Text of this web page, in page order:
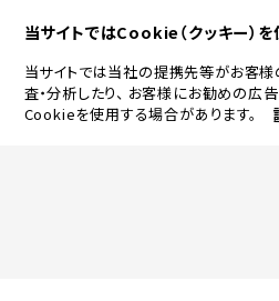
当サイトではCookie（クッキー）
当サイトでは当社の提携先等がお客
査・分析したり、
Cookieを使用する場合があります。